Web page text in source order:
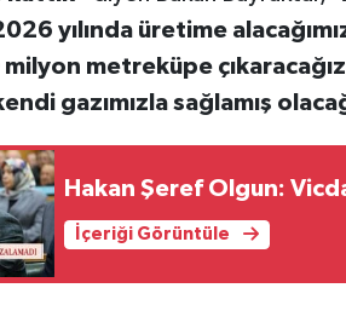
yılında üretime
metreküpe
gazımızla sağlamış
Hakan Şeref Olgun:
İçeriği Görüntüle